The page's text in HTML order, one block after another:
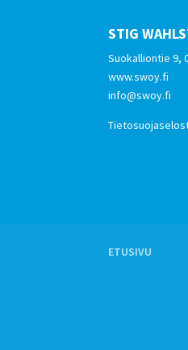
STIG
Suokalliontie 9,
www.swoy.fi
info@swoy.fi
ETUSIVU